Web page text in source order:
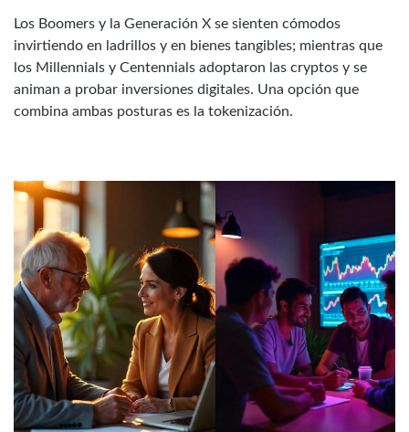
Los Boomers y la Generación X se sienten cómodos
invirtiendo en ladrillos y en bienes tangibles; mientras que
los Millennials y Centennials adoptaron las cryptos y se
animan a probar inversiones digitales. Una opción que
combina ambas posturas es la tokenización.